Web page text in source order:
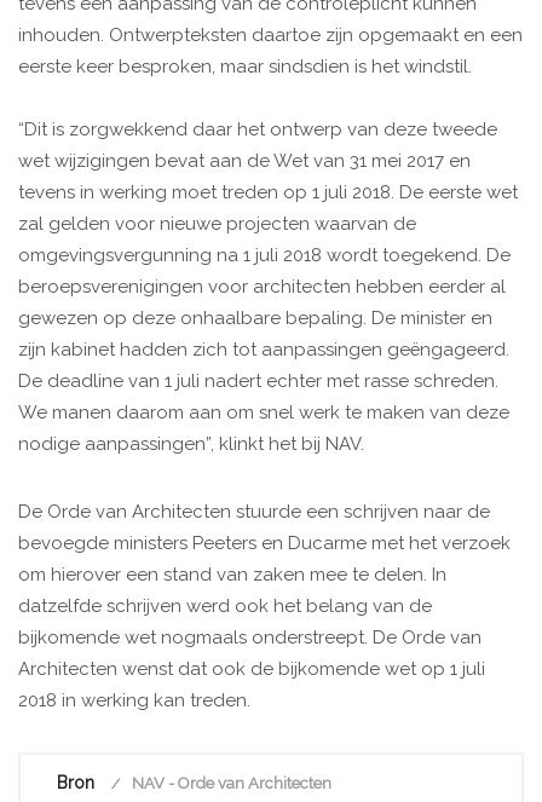
inhouden. Ontwerpteksten daartoe zijn opgemaakt en een
eerste keer besproken, maar sindsdien is het windstil.
“Dit is zorgwekkend daar het ontwerp van deze tweede
wet wijzigingen bevat aan de Wet van 31 mei 2017 en
tevens in werking moet treden op 1 juli 2018. De eerste wet
zal gelden voor nieuwe projecten waarvan de
omgevingsvergunning na 1 juli 2018 wordt toegekend. De
beroepsverenigingen voor architecten hebben eerder al
gewezen op deze onhaalbare bepaling. De minister en
zijn kabinet hadden zich tot aanpassingen geëngageerd.
De deadline van 1 juli nadert echter met rasse schreden.
We manen daarom aan om snel werk te maken van deze
nodige aanpassingen”, klinkt het bij NAV.
De Orde van Architecten stuurde een schrijven naar de
bevoegde ministers Peeters en Ducarme met het verzoek
om hierover een stand van zaken mee te delen. In
datzelfde schrijven werd ook het belang van de
bijkomende wet nogmaals onderstreept. De Orde van
Architecten wenst dat ook de bijkomende wet op 1 juli
2018 in werking kan treden.
Bron NAV - Orde van Architecten